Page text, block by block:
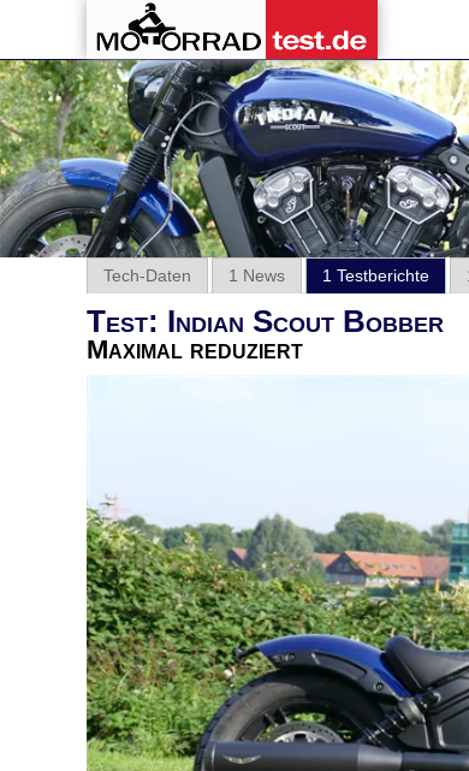
Tech-Daten 1 News 1 Testberichte
Test: Indian Scout Bobber
Maximal reduziert